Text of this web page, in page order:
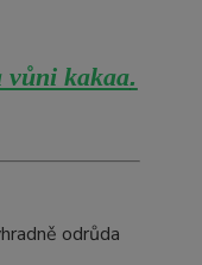
vůni kakaa.
odrůda